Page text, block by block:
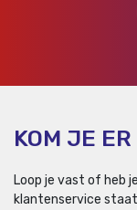
KOM JE
Loop je vast of heb
klantenservice